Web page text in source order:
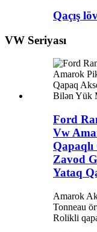
Qaçış
VW Seriyası
Ford
Vw
Zavod
Yataq
Amarok
Tonneau
Rolikli